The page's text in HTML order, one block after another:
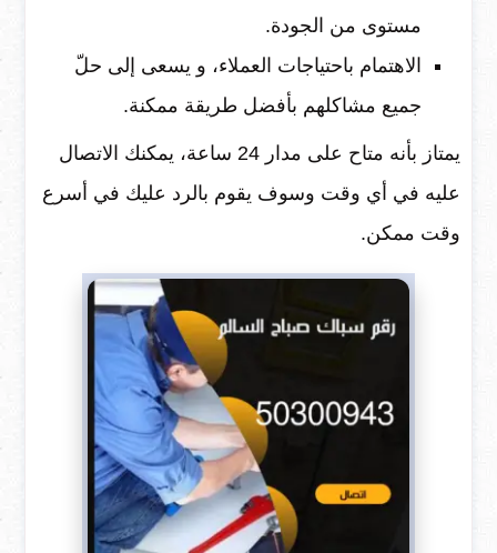
مستوى من الجودة.
الاهتمام باحتياجات العملاء، و يسعى إلى حلّ
جميع مشاكلهم بأفضل طريقة ممكنة.
يمتاز بأنه متاح على مدار 24 ساعة، يمكنك الاتصال
عليه في أي وقت وسوف يقوم بالرد عليك في أسرع
وقت ممكن.